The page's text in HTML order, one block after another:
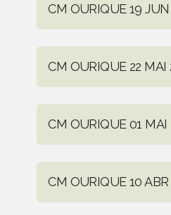
CM OURIQUE 19
CM OURIQUE 22 MAI
CM OURIQUE 01 MAI
CM OURIQUE 10 ABR